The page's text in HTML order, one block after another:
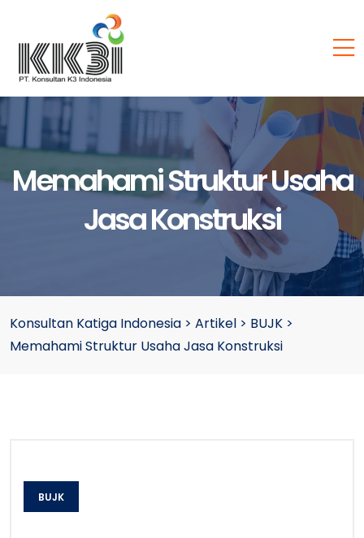
Memahami Struktur Usaha
Jasa Konstruksi
Konsultan Katiga Indonesia > Artikel > BUJK >
Memahami Struktur Usaha Jasa Konstruksi
BUJK